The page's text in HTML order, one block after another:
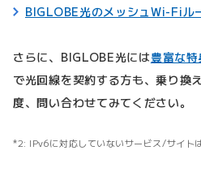
BIGLOBE光のメッシュWi-Fiル
さらに、BIGLOBE光には豊富な特
で光回線を契約する方も、乗り換
度、問い合わせてみてください。
IPv6に対応していないサービス/サイト